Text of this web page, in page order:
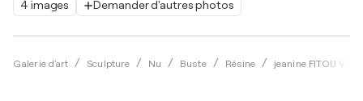
4 images Demander d'autres photos
Galerie d'art Sculpture Nu Buste Résine jeanine FITOU